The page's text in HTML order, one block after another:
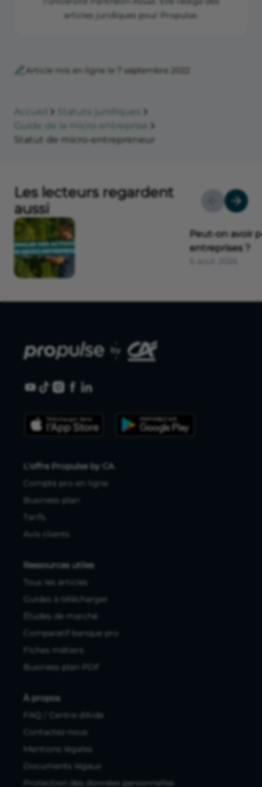
articles juridiques pour Propulse.
Article mis en ligne le 7 septembre 2022
Accueil
Statuts juridiques
Guide de la micro-entreprise
Statut de micro-entrepreneur
Les lecteurs regardent
aussi
Peut-on avoir
entreprises ?
L'offre Propulse by CA
Compte pro en ligne
Business plan
Tarifs
Avis clients
Ressources utiles
Tous les articles
Guides à télécharger
Études de marché
Comparatif banque pro
Fiches métiers
Business plan PDF
À propos
FAQ / Centre d'Aide
Contactez-nous
Mentions légales
Documents légaux
Protection des données personnelles